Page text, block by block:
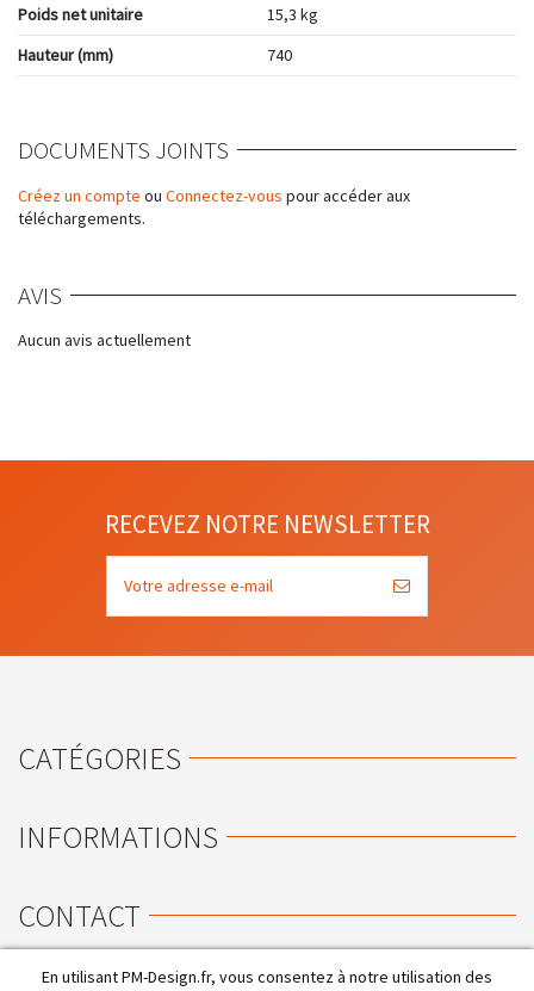
Poids net unitaire
15,3 kg
Hauteur (mm)
740
DOCUMENTS JOINTS
Créez un compte ou Connectez-vous pour accéder aux
téléchargements.
AVIS
Aucun avis actuellement
RECEVEZ NOTRE NEWSLETTER
CATÉGORIES
INFORMATIONS
CONTACT
En utilisant PM-Design.fr, vous consentez à notre utilisation des